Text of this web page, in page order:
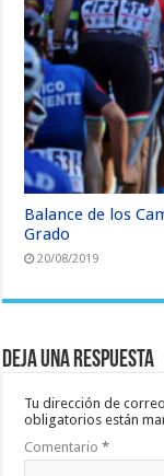
Balance de los
Grado
20/08/2019
Deja una respuesta
Tu dirección de
obligatorios están
Comentario*